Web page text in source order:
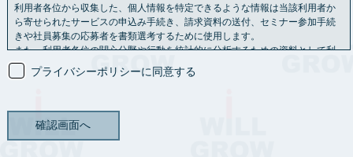
利用者各位から収集した、個人情報を特定できるような情報は当該利用者か
ら寄せられたサービスの申込み手続き、請求資料の送付、セミナー参加手続
きや社員募集の応募者を書類選考するために使用します。
また、利用者各位の関心分野や行動を統計的に分析するための資料として利
用させていただく場合もあります。
ただし、法令に基づく等の正当な理由がある場合は、この限りではありませ
プライバシーポリシーに同意する